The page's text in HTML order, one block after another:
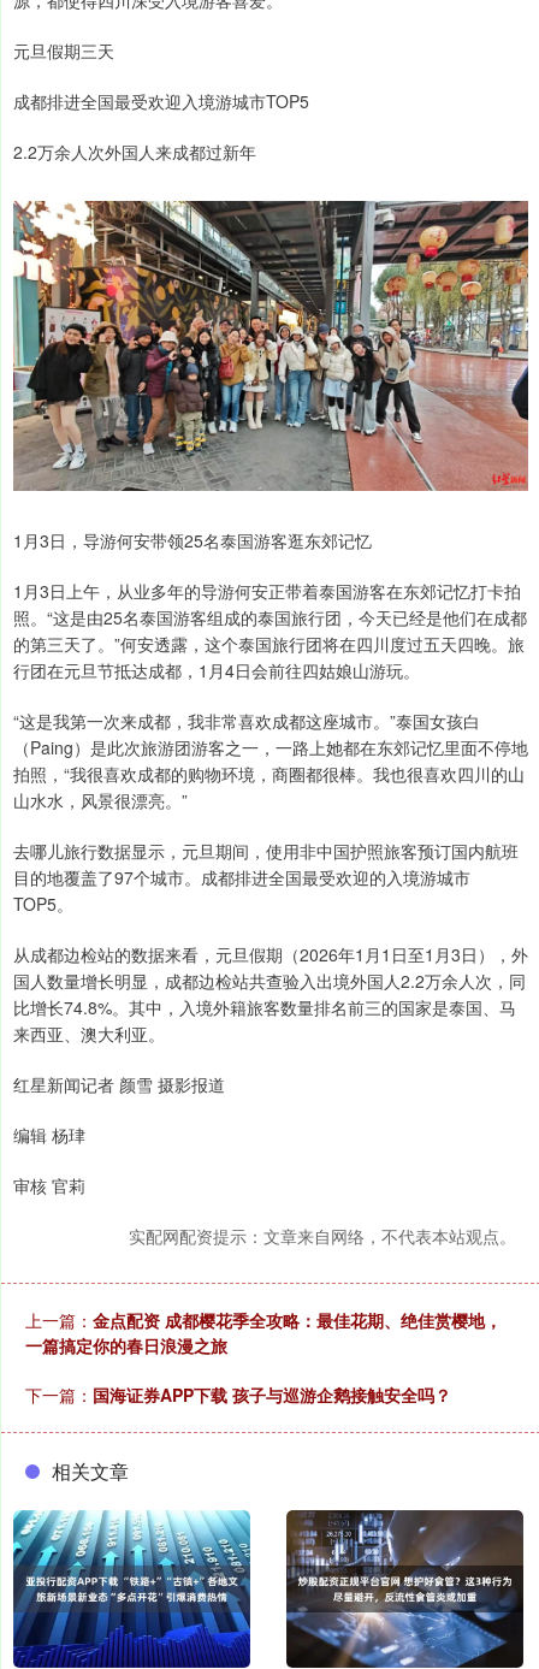
元旦假期三天
成都排进全国最受欢迎入境游城市TOP5
2.2万余人次外国人来成都过新年
1月3日，导游何安带领25名泰国游客逛东郊记忆
1月3日上午，从业多年的导游何安正带着泰国游客在东郊记忆打卡拍
照。“这是由25名泰国游客组成的泰国旅行团，今天已经是他们在成都
的第三天了。”何安透露，这个泰国旅行团将在四川度过五天四晚。旅
行团在元旦节抵达成都，1月4日会前往四姑娘山游玩。
“这是我第一次来成都，我非常喜欢成都这座城市。”泰国女孩白
（Paing）是此次旅游团游客之一，一路上她都在东郊记忆里面不停地
拍照，“我很喜欢成都的购物环境，商圈都很棒。我也很喜欢四川的山
山水水，风景很漂亮。”
去哪儿旅行数据显示，元旦期间，使用非中国护照旅客预订国内航班
目的地覆盖了97个城市。成都排进全国最受欢迎的入境游城市
TOP5。
从成都边检站的数据来看，元旦假期（2026年1月1日至1月3日），外
国人数量增长明显，成都边检站共查验入出境外国人2.2万余人次，同
比增长74.8%。其中，入境外籍旅客数量排名前三的国家是泰国、马
来西亚、澳大利亚。
红星新闻记者 颜雪 摄影报道
编辑 杨珒
审核 官莉
实配网配资提示：文章来自网络，不代表本站观点。
上一篇： 金点配资 成都樱花季全攻略：最佳花期、绝佳赏樱地，
一篇搞定你的春日浪漫之旅
下一篇： 国海证券APP下载 孩子与巡游企鹅接触安全吗？
相关文章